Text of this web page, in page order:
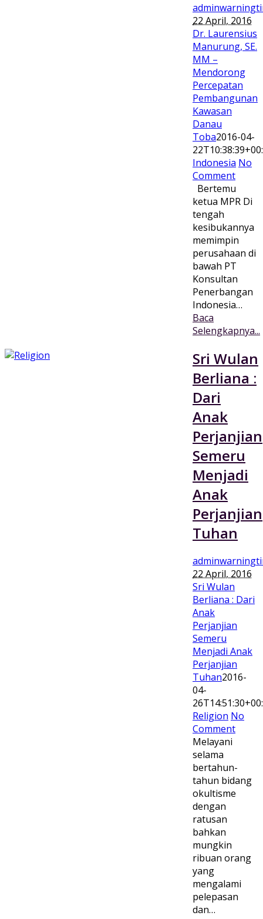
22 April, 2016
Dr. Laurensius
Manurung, SE.
MM –
Mendorong
Percepatan
Pembangunan
Kawasan
Danau
Toba2016-04-
Indonesia No
Comment
Bertemu
ketua MPR Di
tengah
kesibukannya
memimpin
perusahaan di
bawah PT
Konsultan
Penerbangan
Indonesia…
Baca
Selengkapnya...
Sri Wulan
Berliana :
Dari
Anak
Perjanjian
Semeru
Menjadi
Anak
Perjanjian
Tuhan
22 April, 2016
Sri Wulan
Berliana : Dari
Anak
Perjanjian
Semeru
Menjadi Anak
Perjanjian
Tuhan2016-
04-
Religion No
Comment
Melayani
selama
bertahun-
tahun bidang
okultisme
dengan
ratusan
bahkan
mungkin
ribuan orang
yang
mengalami
pelepasan
dan…